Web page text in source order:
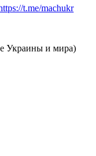
t.me/machukr
Украины и мира)